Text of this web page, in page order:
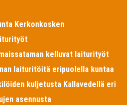
Kerkonkosken
kelluvat laiturityöt
laituritöitä eripuolella kuntaa
kuljetusta Kallavedellä eri
asennusta